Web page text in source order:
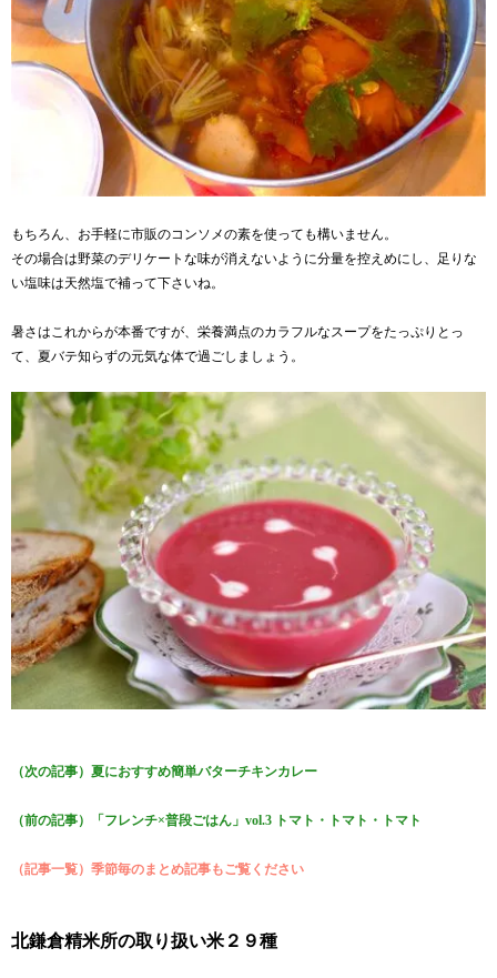
もちろん、お手軽に市販のコンソメの素を使っても構いません。
その場合は野菜のデリケートな味が消えないように分量を控えめにし、足りな
い塩味は天然塩で補って下さいね。
暑さはこれからが本番ですが、栄養満点のカラフルなスープをたっぷりとっ
て、夏バテ知らずの元気な体で過ごしましょう。
（次の記事）夏におすすめ簡単バターチキンカレー
（前の記事）「フレンチ×普段ごはん」vol.3 トマト・トマト・トマト
（記事一覧）季節毎のまとめ記事もご覧ください
北鎌倉精米所の取り扱い米２９種